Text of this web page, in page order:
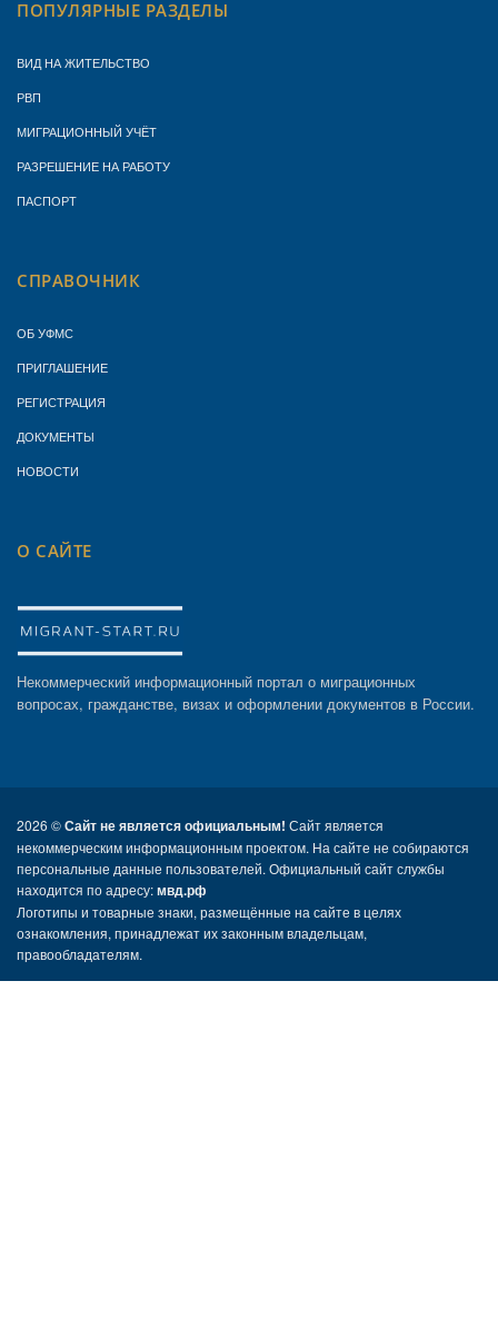
ПОПУЛЯРНЫЕ РАЗДЕЛЫ
ВИД НА ЖИТЕЛЬСТВО
РВП
МИГРАЦИОННЫЙ УЧЁТ
РАЗРЕШЕНИЕ НА РАБОТУ
ПАСПОРТ
СПРАВОЧНИК
ОБ УФМС
ПРИГЛАШЕНИЕ
РЕГИСТРАЦИЯ
ДОКУМЕНТЫ
НОВОСТИ
О САЙТЕ
Некоммерческий информационный портал о миграционных
вопросах, гражданстве, визах и оформлении документов в России.
2026 ©Сайт не является официальным! Сайт является
некоммерческим информационным проектом. На сайте не собираются
персональные данные пользователей. Официальный сайт службы
находится по адресу:мвд.рф
Логотипы и товарные знаки, размещённые на сайте в целях
ознакомления, принадлежат их законным владельцам,
правообладателям.